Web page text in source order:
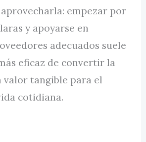
empezar por
y apoyarse en
adecuados suele
eficaz de convertir la
valor tangible para el
cotidiana.